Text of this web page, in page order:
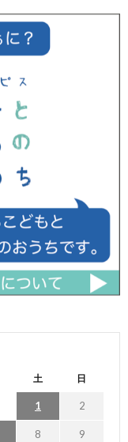
土 日
1 2
8 9